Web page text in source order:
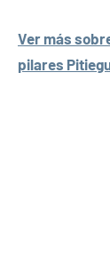
Ver más
pilares